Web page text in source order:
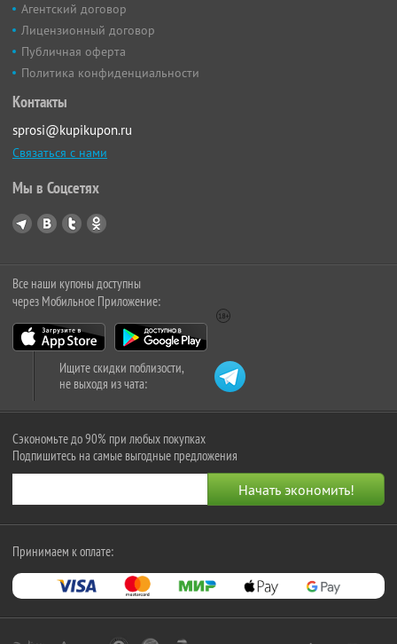
Агентский договор
Лицензионный договор
Публичная оферта
Политика конфиденциальности
Контакты
sprosi@kupikupon.ru
Связаться с нами
Мы в Соцсетях
Все наши купоны доступны
через Мобильное Приложение:
Ищите скидки поблизости,
не выходя из чата:
Сэкономьте до 90% при любых покупках
Подпишитесь на самые выгодные предложения
Принимаем к оплате: